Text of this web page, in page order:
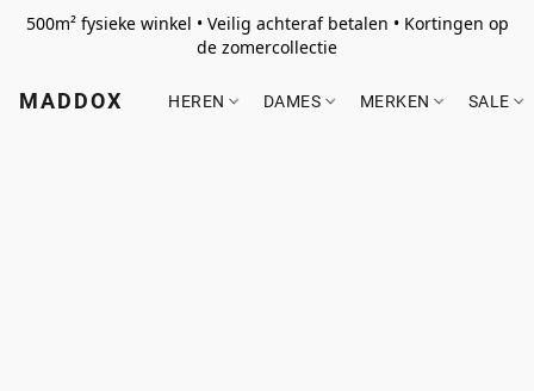
500m² fysieke winkel • Veilig achteraf betalen • Kortingen op
de zomercollectie
MADDOX HEREN DAMES MERKEN SALE